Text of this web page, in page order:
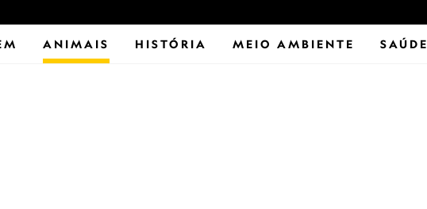
ANIMAIS HISTÓRIA MEIO AMBIENTE SAÚDE